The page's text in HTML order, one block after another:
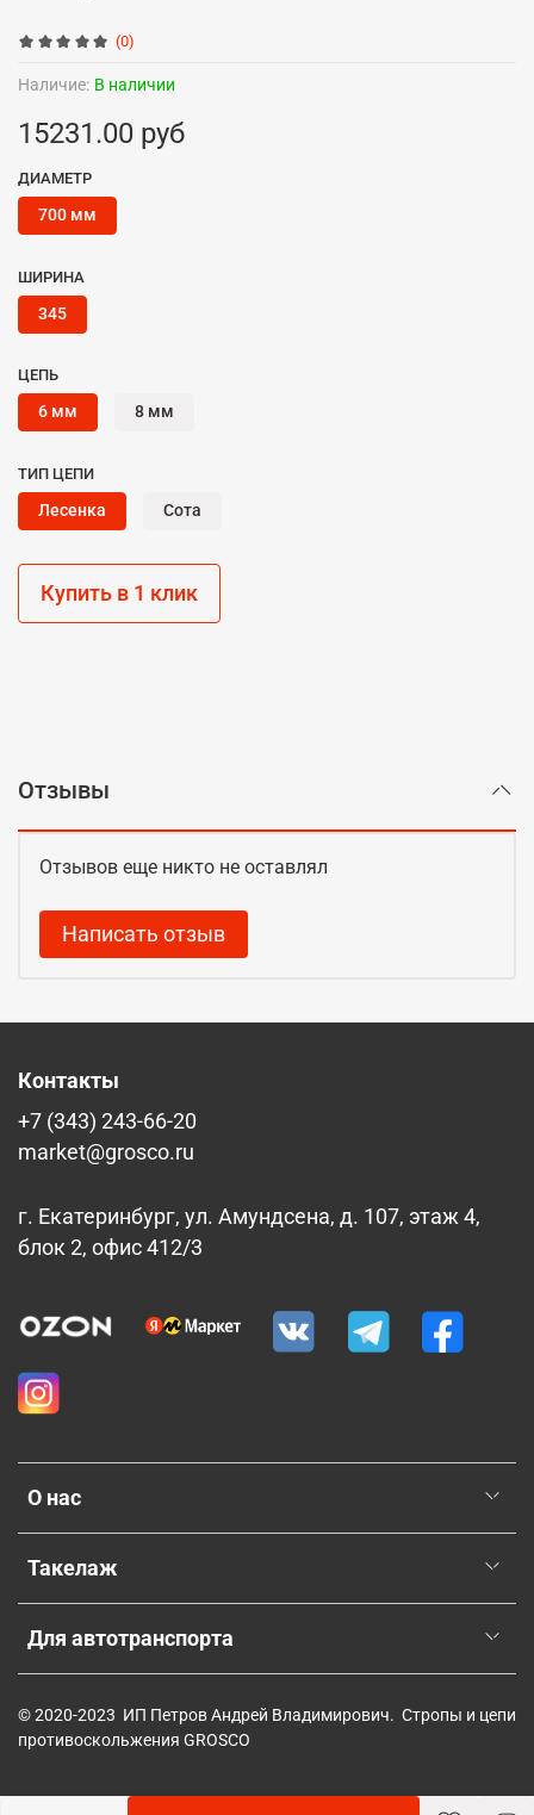
(0)
Наличие: В наличии
15231.00 руб
Купить в 1 клик
ДИАМЕТР
700 мм
ШИРИНА
345
ЦЕПЬ
6 мм 8 мм
ТИП ЦЕПИ
Лесенка Сота
Отзывы
Отзывов еще никто не оставлял
Написать отзыв
О нас
Такелаж
Для автотранспорта
Контакты
+7 (343) 243-66-20
market@grosco.ru
г. Екатеринбург, ул. Амундсена, д. 107, этаж 4,
блок 2, офис 412/3
© 2020-2023 ИП Петров Андрей Владимирович. Стропы и цепи
противоскольжения GROSCO